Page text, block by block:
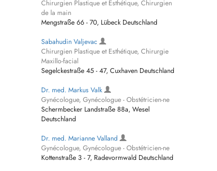
Chirurgien Plastique et Esthétique, Chirurgien
de la main
Mengstraße 66 - 70, Lübeck Deutschland
Sabahudin Valjevac
Chirurgien Plastique et Esthétique, Chirurgie
Maxillo-facial
Segelckestraße 45 - 47, Cuxhaven Deutschland
Dr. med. Markus Valk
Gynécologue, Gynécologue - Obstétricien-ne
Schermbecker Landstraße 88a, Wesel
Deutschland
Dr. med. Marianne Valland
Gynécologue, Gynécologue - Obstétricien-ne
Kottenstraße 3 - 7, Radevormwald Deutschland